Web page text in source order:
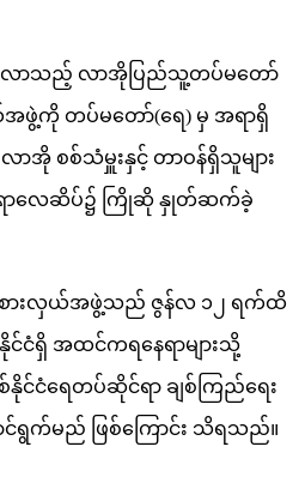
ာသည့် လာအိုပြည်သူ့တပ်မတော်
ဖွဲ့ကို တပ်မတော်(ရေ) မှ အရာရှိ
ာ လာအို စစ်သံမှူးနှင့် တာဝန်ရှိသူများ
ာလေဆိပ်၌ ကြိုဆို နှုတ်ဆက်ခဲ့​
စားလှယ်အဖွဲ့သည် ဇွန်လ ၁၂ ရက်ထိ
င်ငံရှိ အထင်ကရနေရာများသို့
င်ငံရေတပ်ဆိုင်ရာ ချစ်ကြည်ရေး
ရွက်မည် ဖြစ်ကြောင်း သိရသည်။